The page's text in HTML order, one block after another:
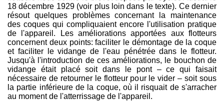
18 décembre 1929 (voir plus loin dans le texte). Ce dernier
résout quelques problèmes concernant la maintenance
des coques qui compliquaient encore l'utilisation pratique
de l'appareil. Les améliorations apportées aux flotteurs
concernent deux points: faciliter le démontage de la coque
et faciliter le vidange de l'eau pénétrée dans le flotteur.
Jusqu'à l'introduction de ces améliorations, le bouchon de
vidange était placé soit dans le pont – ce qui faisait
nécessaire de retourner le flotteur pour le vider – soit sous
la partie inférieure de la coque, où il risquait de s'arracher
au moment de l'atterrissage de l'appareil.